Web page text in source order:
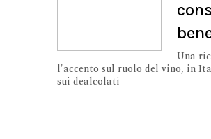
Una
l'accento sul ruolo del vino, in
sui dealcolati